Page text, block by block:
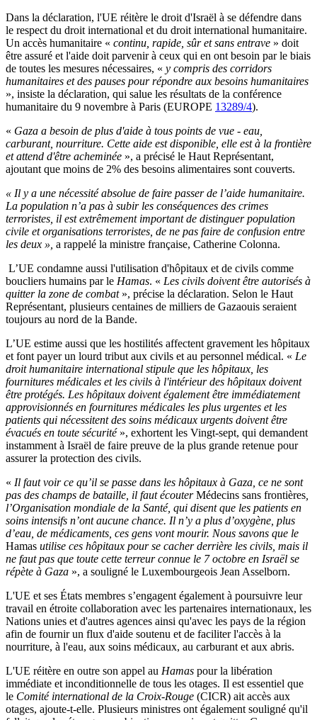
Dans la déclaration, l'UE réitère le droit d'Israël à se défendre dans
le respect du droit international et du droit international humanitaire.
Un accès humanitaire « continu, rapide, sûr et sans entrave » doit
être assuré et l'aide doit parvenir à ceux qui en ont besoin par le biais
de toutes les mesures nécessaires, « y compris des corridors
humanitaires et des pauses pour répondre aux besoins humanitaires
», insiste la déclaration, qui salue les résultats de la conférence
humanitaire du 9 novembre à Paris (EUROPE 13289/4).
« Gaza a besoin de plus d'aide à tous points de vue - eau,
carburant, nourriture. Cette aide est disponible, elle est à la frontière
et attend d'être acheminée », a précisé le Haut Représentant,
ajoutant que moins de 2% des besoins alimentaires sont couverts.
« Il y a une nécessité absolue de faire passer de l’aide humanitaire.
La population n’a pas à subir les conséquences des crimes
terroristes, il est extrêmement important de distinguer population
civile et organisations terroristes, de ne pas faire de confusion entre
les deux », a rappelé la ministre française, Catherine Colonna.
L’UE condamne aussi l'utilisation d'hôpitaux et de civils comme
boucliers humains par le Hamas. « Les civils doivent être autorisés à
quitter la zone de combat », précise la déclaration. Selon le Haut
Représentant, plusieurs centaines de milliers de Gazaouis seraient
toujours au nord de la Bande.
L’UE estime aussi que les hostilités affectent gravement les hôpitaux
et font payer un lourd tribut aux civils et au personnel médical. « Le
droit humanitaire international stipule que les hôpitaux, les
fournitures médicales et les civils à l'intérieur des hôpitaux doivent
être protégés. Les hôpitaux doivent également être immédiatement
approvisionnés en fournitures médicales les plus urgentes et les
patients qui nécessitent des soins médicaux urgents doivent être
évacués en toute sécurité », exhortent les Vingt-sept, qui demandent
instamment à Israël de faire preuve de la plus grande retenue pour
assurer la protection des civils.
« Il faut voir ce qu’il se passe dans les hôpitaux à Gaza, ce ne sont
pas des champs de bataille, il faut écouterMédecins sans frontières
l’Organisation mondiale de la Santé, qui disent que les patients en
soins intensifs n’ont aucune chance. Il n’y a plus d’oxygène, plus
d’eau, de médicaments, ces gens vont mourir. Nous savons que le
Hamas utilise ces hôpitaux pour se cacher derrière les civils, mais il
ne faut pas que toute cette terreur connue le 7 octobre en Israël se
répète à Gaza », a souligné le Luxembourgeois Jean Asselborn.
L'UE et ses États membres s’engagent également à poursuivre leur
travail en étroite collaboration avec les partenaires internationaux, les
Nations unies et d'autres agences ainsi qu'avec les pays de la région
afin de fournir un flux d'aide soutenu et de faciliter l'accès à la
nourriture, à l'eau, aux soins médicaux, au carburant et aux abris.
L'UE réitère en outre son appel au Hamas pour la libération
immédiate et inconditionnelle de tous les otages. Il est essentiel que
le Comité international de la Croix-Rouge (CICR) ait accès aux
otages, ajoute-t-elle. Plusieurs ministres ont également souligné qu'il